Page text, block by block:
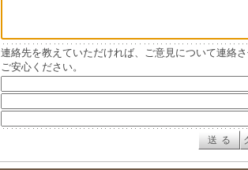
連絡先を教えていただければ、ご意見について連絡
ご安心ください。